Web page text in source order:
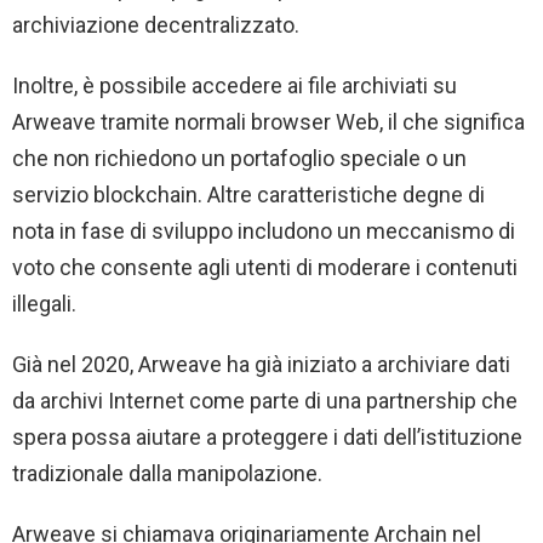
archiviazione decentralizzato.
Inoltre, è possibile accedere ai file archiviati su
Arweave tramite normali browser Web, il che significa
che non richiedono un portafoglio speciale o un
servizio blockchain. Altre caratteristiche degne di
nota in fase di sviluppo includono un meccanismo di
voto che consente agli utenti di moderare i contenuti
illegali.
Già nel 2020, Arweave ha già iniziato a archiviare dati
da archivi Internet come parte di una partnership che
spera possa aiutare a proteggere i dati dell’istituzione
tradizionale dalla manipolazione.
Arweave si chiamava originariamente Archain nel